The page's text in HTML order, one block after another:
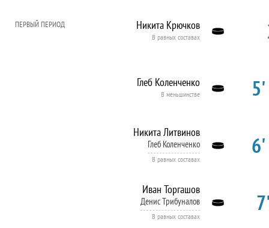
ПЕРВЫЙ ПЕРИОД Никита Крючков
В равных составах
Глеб Коленченко
В меньшинстве
Никита Литвинов
Глеб Коленченко
В равных составах
Иван Торгашов
Денис Трибуналов
В равных составах